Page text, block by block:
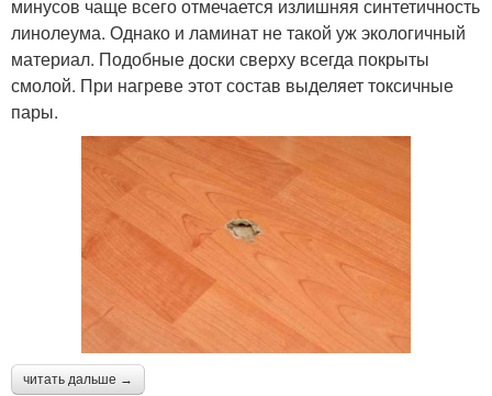
минусов чаще всего отмечается излишняя синтетичность
линолеума. Однако и ламинат не такой уж экологичный
материал. Подобные доски сверху всегда покрыты
смолой. При нагреве этот состав выделяет токсичные
пары.
читать дальше →